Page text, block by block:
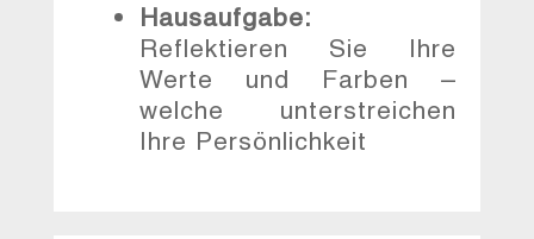
Hausaufgabe:
Reflektieren Sie Ihre
Werte und Farben –
welche unterstreichen
Ihre Persönlichkeit